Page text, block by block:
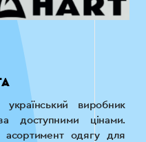
виробник
доступними цінами.
асортимент одягу для